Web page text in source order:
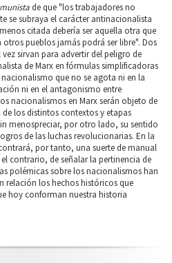
de que "los trabajadores no
se subraya el carácter antinacionalista
citada debería ser aquella otra que
pueblos jamás podrá ser libre". Dos
sirvan para advertir del peligro de
de Marx en fórmulas simplificadoras
que no se agota ni en la
ni en el antagonismo entre
nacionalismos en Marx serán objeto de
los distintos contextos y etapas
menospreciar, por otro lado, su sentido
de las luchas revolucionarias. En la
por tanto, una suerte de manual
contrario, de señalar la pertinencia de
polémicas sobre los nacionalismos han
relación los hechos históricos que
hoy conforman nuestra historia